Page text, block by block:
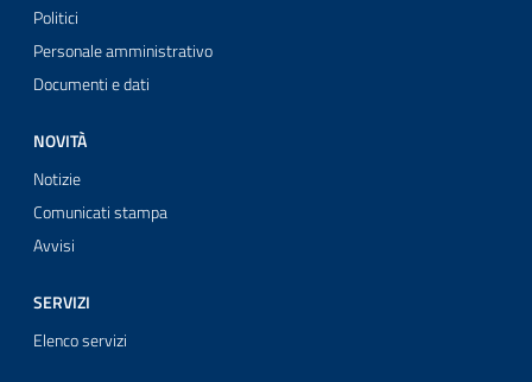
Politici
Personale amministrativo
Documenti e dati
NOVITÀ
Notizie
Comunicati stampa
Avvisi
SERVIZI
Elenco servizi